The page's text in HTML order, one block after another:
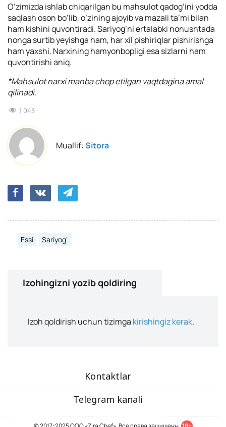
O’zimizda ishlab chiqarilgan bu mahsulot qadog’ini yodda
saqlash oson bo’lib, o’zining ajoyib va mazali ta’mi bilan
ham kishini quvontiradi. Sariyog’ni ertalabki nonushtada
nonga surtib yeyishga ham, har xil pishiriqlar pishirishga
ham yaxshi. Narxining hamyonbopligi esa sizlarni ham
quvontirishi aniq.
*Mahsulot narxi manba chop etilgan vaqtdagina amal
qilinadi.
1 043
Muallif:Sitora
Essi Sariyog'
Izohingizni yozib qoldiring
Izoh qoldirish uchun tizimga kirishingiz kerak.
Kontaktlar
Telegram kanali